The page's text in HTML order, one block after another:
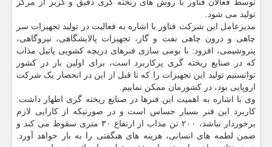
توسط فعالان فناور با روش های ریخته گری دقیق و گریز از مرکز
تولید می شود.
مدیرعامل این شرکت فناور با اشاره به فعالیت در تولید تجهیزات سر
چاهی و درون چاهی نفت و گاز، تجهیزات پالایشگاهی، نیروگاهی،
پتروشیمی، افزود: با بومی سازی فنرهای دریچه کشویی پاتیل مذاب
که در صنایع ریخته گری پرکاربرد است، برای اولین بار در کشور
توانستیم تولید این تجهیزات را که تا قبل از این در انحصار یک شرکت
اروپایی بود، در کشورمان ممکن نماییم.
وی با اشاره به اهمیت این فنرها در صنایع ریخته گری اظهار داشت:
کاربرد این فنر بسیار حساس است و در صورتیکه از کارایی لازم
برخوردار نباشد، ۲۰۰ تن مذاب از ارتفاع ۳۰ متری سقوط می کند و
ضمن لطمه های انسانی، هزینه های هنگفتی را به بار خواهد آورد.